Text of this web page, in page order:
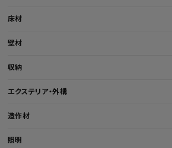
床材
壁材
収納
エクステリア・外構
造作材
照明